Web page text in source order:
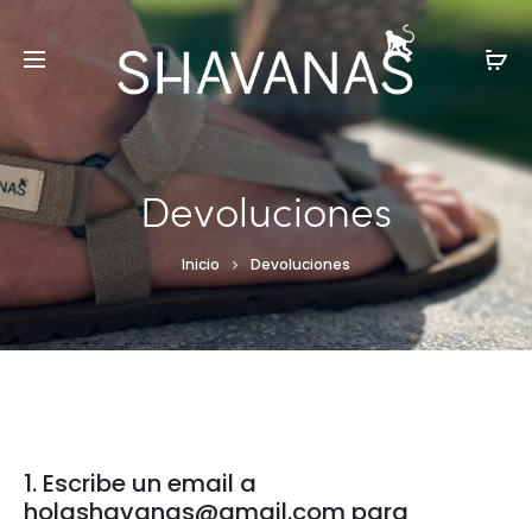
Devoluciones
Inicio Devoluciones
1. Escribe un email a
holashavanas@gmail.com para